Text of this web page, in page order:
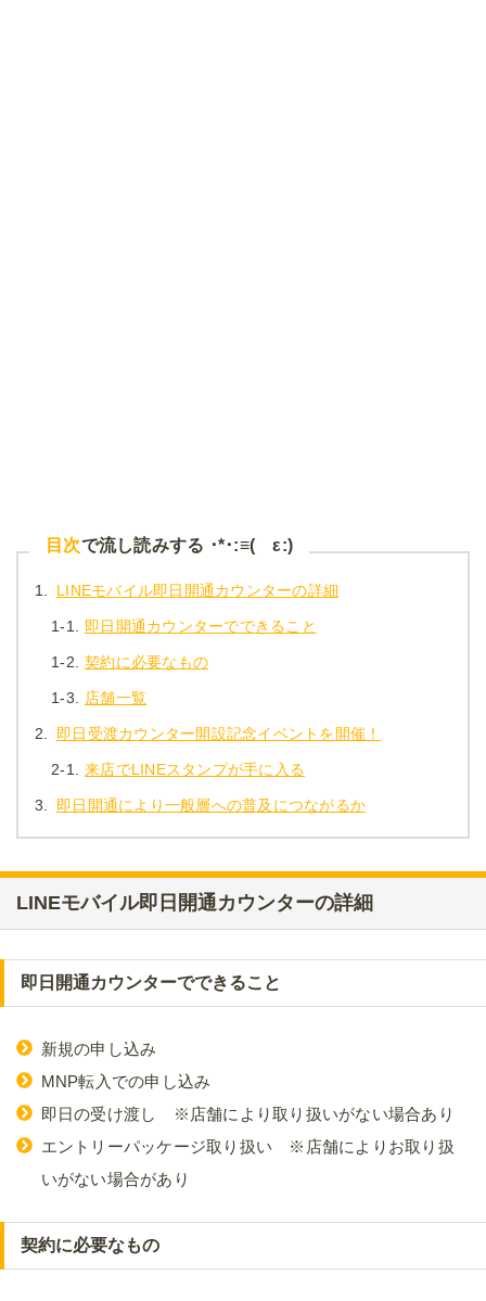
目次で流し読みする ･*･:≡( ε:)
1. LINEモバイル即日開通カウンターの詳細
1-1. 即日開通カウンターでできること
1-2. 契約に必要なもの
1-3. 店舗一覧
2. 即日受渡カウンター開設記念イベントを開催！
2-1. 来店でLINEスタンプが手に入る
3. 即日開通により一般層への普及につながるか
LINEモバイル即日開通カウンターの詳細
即日開通カウンターでできること
新規の申し込み
MNP転入での申し込み
即日の受け渡し ※店舗により取り扱いがない場合あり
エントリーパッケージ取り扱い ※店舗によりお取り扱
いがない場合があり
契約に必要なもの